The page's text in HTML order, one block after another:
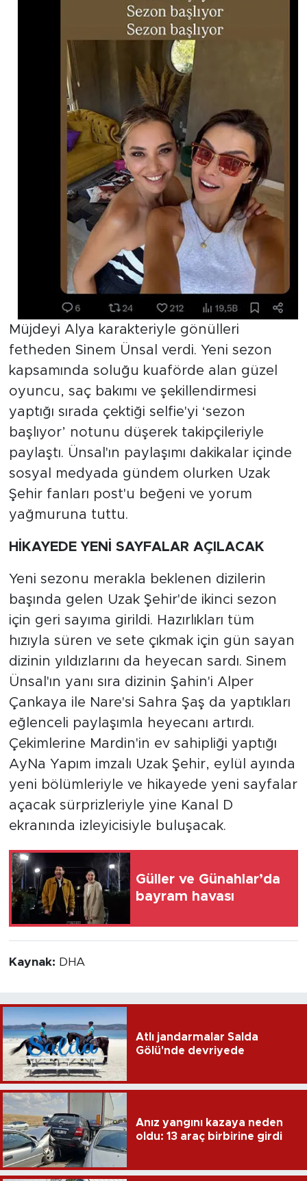
Müjdeyi Alya karakteriyle gönülleri
fetheden Sinem Ünsal verdi. Yeni sezon
kapsamında soluğu kuaförde alan güzel
oyuncu, saç bakımı ve şekillendirmesi
yaptığı sırada çektiği selfie'yi ‘sezon
başlıyor’ notunu düşerek takipçileriyle
paylaştı. Ünsal'ın paylaşımı dakikalar içinde
sosyal medyada gündem olurken Uzak
Şehir fanları post'u beğeni ve yorum
yağmuruna tuttu.
HİKAYEDE YENİ SAYFALAR AÇILACAK
Yeni sezonu merakla beklenen dizilerin
başında gelen Uzak Şehir'de ikinci sezon
için geri sayıma girildi. Hazırlıkları tüm
hızıyla süren ve sete çıkmak için gün sayan
dizinin yıldızlarını da heyecan sardı. Sinem
Ünsal'ın yanı sıra dizinin Şahin'i Alper
Çankaya ile Nare'si Sahra Şaş da yaptıkları
eğlenceli paylaşımla heyecanı artırdı.
Çekimlerine Mardin'in ev sahipliği yaptığı
AyNa Yapım imzalı Uzak Şehir, eylül ayında
yeni bölümleriyle ve hikayede yeni sayfalar
açacak sürprizleriyle yine Kanal D
ekranında izleyicisiyle buluşacak.
Güller ve Günahlar’da
bayram havası
Kaynak: DHA
Atlı jandarmalar Salda
Gölü'nde devriyede
Anız yangını kazaya neden
oldu: 13 araç birbirine girdi